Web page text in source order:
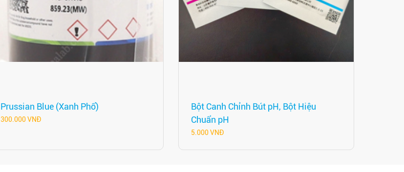
Prussian Blue (Xanh Phổ)
300.000 VNĐ
Bột Canh Chỉnh Bút pH, Bột Hiệu
Chuẩn pH
5.000 VNĐ